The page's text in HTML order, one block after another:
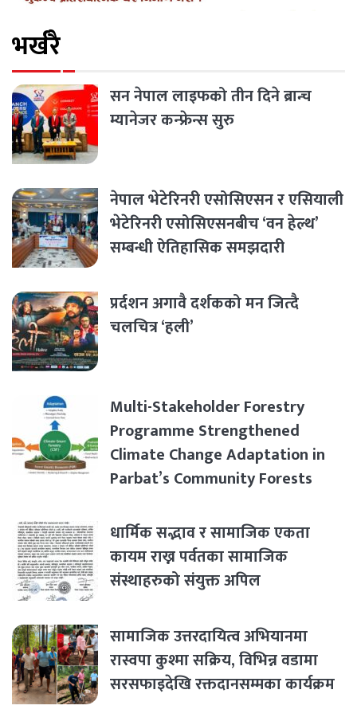
भर्खरै
सन नेपाल लाइफको तीन दिने ब्रान्च
म्यानेजर कन्फ्रेन्स सुरु
नेपाल भेटेरिनरी एसोसिएसन र एसियाली
भेटेरिनरी एसोसिएसनबीच ‘वन हेल्थ’
सम्बन्धी ऐतिहासिक समझदारी
प्रर्दशन अगावै दर्शकको मन जित्दै
चलचित्र ‘हली’
Multi-Stakeholder Forestry
Programme Strengthened
Climate Change Adaptation in
Parbat’s Community Forests
धार्मिक सद्भाव र सामाजिक एकता
कायम राख्न पर्वतका सामाजिक
संस्थाहरुको संयुक्त अपिल
सामाजिक उत्तरदायित्व अभियानमा
रास्वपा कुश्मा सक्रिय, विभिन्न वडामा
सरसफाइदेखि रक्तदानसम्मका कार्यक्रम